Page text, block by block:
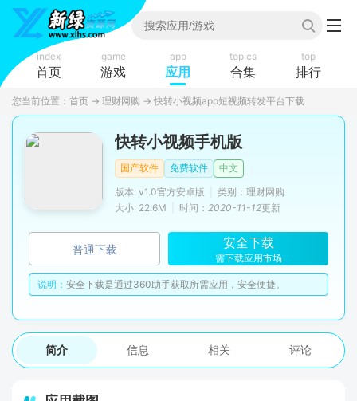
index
首页
game
游戏
app
应用
topics
合集
top
排行
您当前位置： 首页 → 理财网购 → 快转小视频app短视频转发平台下载
快转小视频手机版
国产软件 免费软件
中文
版本: v1.0官方安卓版
类别：理财网购
大小: 22.6M
时间： 2020-11-12更新
普通下载 安全下载
需下载应用市场
说明： 安全下载是通过360助手获取所需应用，安全便捷。
简介 信息 相关 评论